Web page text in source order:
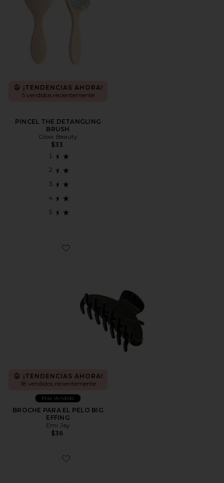
¡TENDENCIAS AHORA!
5 vendidos recientemente
PINCEL THE DETANGLING
BRUSH
Glow Beauty
$33
Favorite BROCHE PARA EL PELO BIG EFFING
¡TENDENCIAS AHORA!
18 vendidos recientemente
Más Vendido
BROCHE PARA EL PELO BIG
EFFING
Emi Jay
$36
Favorite CABEZAL DE DUCHA FILTRADO FILTERED